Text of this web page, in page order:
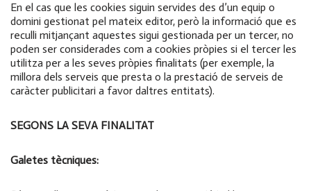
En el cas que les cookies siguin servides des d’un equip o
domini gestionat pel mateix editor, però la informació que es
reculli mitjançant aquestes sigui gestionada per un tercer, no
poden ser considerades com a cookies pròpies si el tercer les
utilitza per a les seves pròpies finalitats (per exemple, la
millora dels serveis que presta o la prestació de serveis de
caràcter publicitari a favor daltres entitats).
SEGONS LA SEVA FINALITAT
Galetes tècniques: